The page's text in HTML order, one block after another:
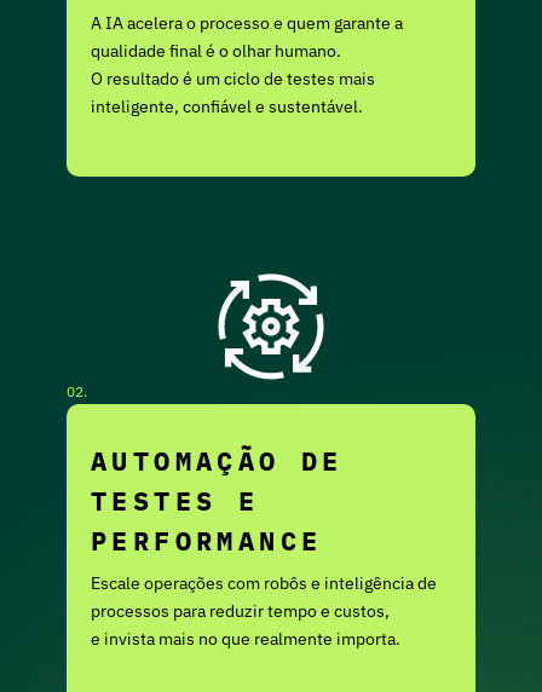
A IA acelera o processo e quem garante a
qualidade final é o olhar humano.
O resultado é um ciclo de testes mais
inteligente, confiável e sustentável.
02.
AUTOMAÇÃO DE
TESTES E
PERFORMANCE
Escale operações com robôs e inteligência de
processos para reduzir tempo e custos,
e invista mais no que realmente importa.